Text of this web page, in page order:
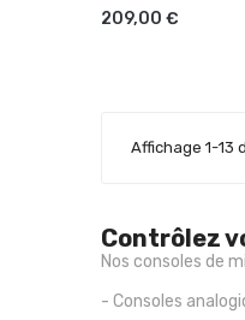
209,00 €
Affichage 1-13
Contrôlez
Nos consoles de
- Consoles